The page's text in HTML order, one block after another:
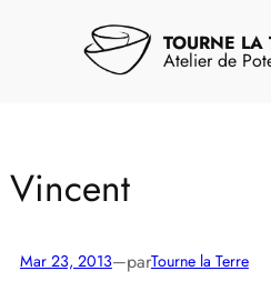
TOURNE LA
Atelier de
Vincent
Mar 23, 2013—parTourne la Terre